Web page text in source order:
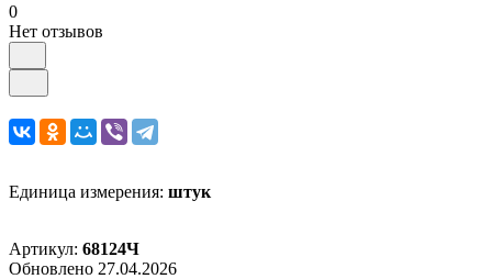
0
Нет отзывов
Единица измерения: штук
Артикул: 68124Ч
Обновлено 27.04.2026